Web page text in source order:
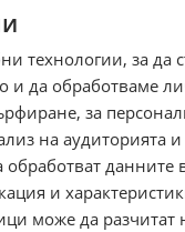
технологии, за да
и да обработваме
за
на аудиторията
данните
и
може да разчитат